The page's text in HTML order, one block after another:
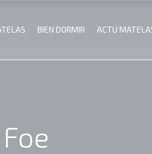
BIEN DORMIR ACTU